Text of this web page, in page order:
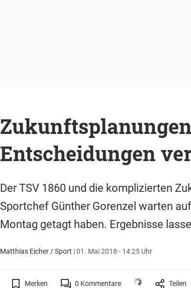
Zukunftsplanungen
Entscheidungen
Der TSV 1860 und die komplizierten
Sportchef Günther Gorenzel warten
Montag getagt haben. Ergebnisse
Matthias Eicher / Sport |01. Mai 2018 - 14:25 Uhr
Merken 0 Kommentare Teilen